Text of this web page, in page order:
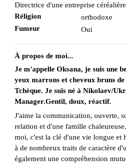
Directrice d'une entreprise céréalière
Réligion
orthodoxe
Fumeur
Oui
À propos de moi...
Je m'appelle Oksana, je suis une
yeux marrons et cheveux bruns
Tchèque. Je suis né à Nikolaev/
Manager.Gentil, doux, réactif.
J'aime la communication, ouverte,
relation et d'une famille
moi, c'est la clé d'une vie longue et
à de nombreux traits de caractère
également une compréhension